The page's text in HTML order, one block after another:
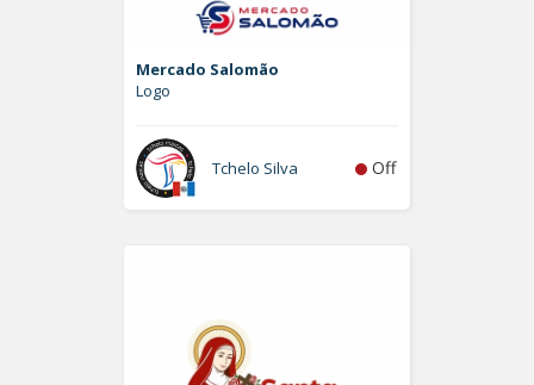
Mercado Salomão
Logo
Tchelo Silva Off